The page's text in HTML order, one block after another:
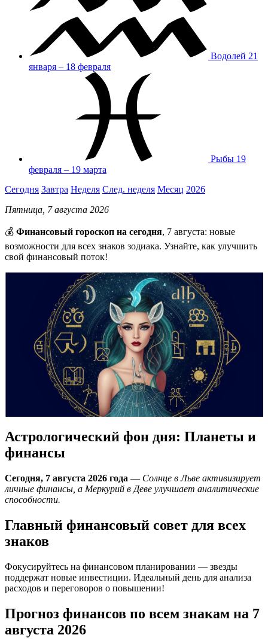
Водолей 21
января – 18 февраля
Рыбы 19
февраля – 19 марта
Сегодня Завтра Неделя След. неделя Месяц 2026
Пятница, 7 августа 2026
💰 Финансовый гороскоп на сегодня, 7 августа: новые
возможности для всех знаков зодиака. Узнайте, как улучшить
свой финансовый поток!
Астрологический фон дня: Планеты и
финансы
Сегодня, 7 августа 2026 года — Солнце в Льве активизирует
личные финансы, а Меркурий в Деве улучшает аналитические
способности.
Главный финансовый совет для всех
знаков
Фокусируйтесь на финансовом планировании — звезды
поддержат новые инвестиции. Идеальный день для анализа
расходов и переговоров о повышении!
Прогноз финансов по всем знакам на 7
августа 2026